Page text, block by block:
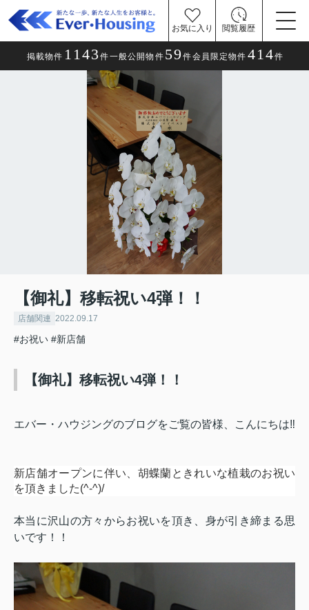
お気に入り 閲覧履歴
掲載物件 1143件一般公開物件 59件会員限定物件 414件
【御礼】移転祝い4弾！！
店舗関連 2022.09.17
#お祝い #新店舗
【御礼】移転祝い4弾！！
エバー・ハウジングのブログをご覧の皆様、こんにちは‼️
新店舗オープンに伴い、 胡蝶蘭ときれいな植栽のお祝い
を頂きました(^-^)/
本当に沢山の方々からお祝いを頂き、身が引き締まる思
いです！！